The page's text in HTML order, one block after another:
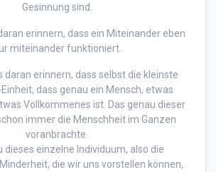
Gesinnung sind.
erinnern, dass ein Miteinander eben
miteinander funktioniert.
daran erinnern, dass selbst die kleinste
dass genau ein Mensch, etwas
Vollkommenes ist. Das genau dieser
immer die Menschheit im Ganzen
voranbrachte.
dieses einzelne Individuum, also die
die wir uns vorstellen können,